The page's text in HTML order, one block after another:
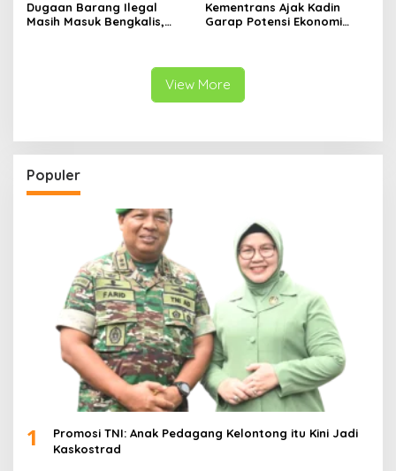
Dugaan Barang Ilegal
Masih Masuk Bengkalis,
Kementrans Ajak Kadin
Garap Potensi Ekonomi
View More
Populer
1
Promosi TNI: Anak Pedagang Kelontong itu Kini Jadi
Kaskostrad